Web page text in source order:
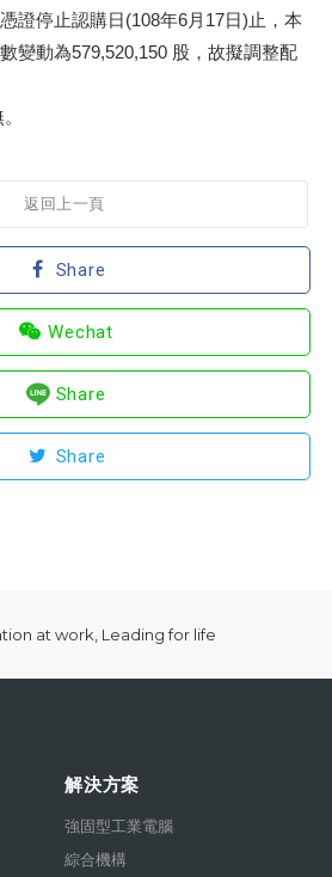
證停止認購日(108年6月17日)止，本
變動為579,520,150 股，故擬調整配
返回上一頁
Share
Wechat
Share
Share
at work, Leading for life
解決方案
強固型工業電腦
綜合機構